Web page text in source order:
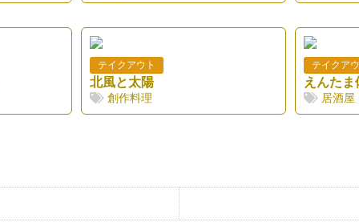
テイクアウト
北風と太陽
創作料理
テイクア
えんた
居酒屋